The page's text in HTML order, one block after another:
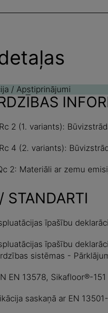
/ Apstiprinājumi
2 (1. variants):
4 (2. variants):
2: Materiāli ar zemu
STANDARTI
īpašību
īpašību
sistēmas -
EN 13578, Sikafloor®-
saskaņā ar EN